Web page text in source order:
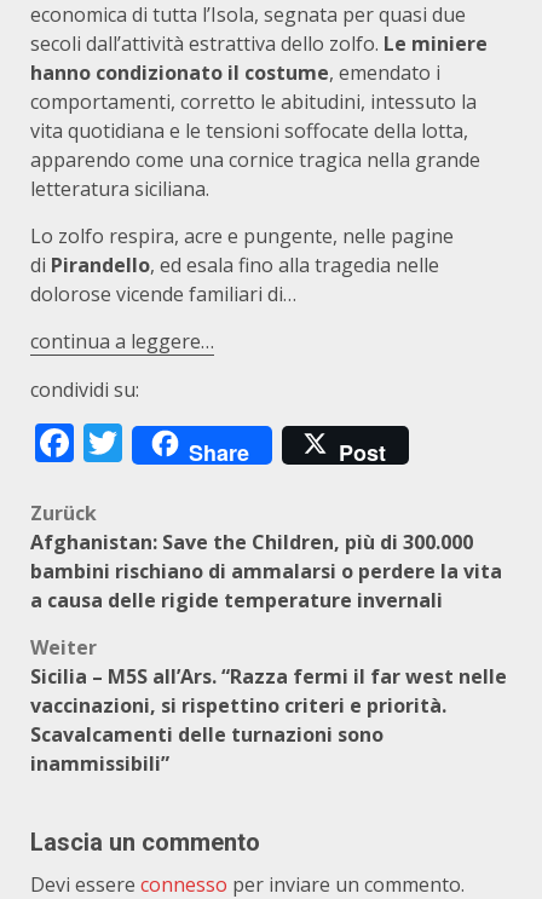
economica di tutta l’Isola, segnata per quasi due
secoli dall’attività estrattiva dello zolfo. Le miniere
hanno condizionato il costume, emendato i
comportamenti, corretto le abitudini, intessuto la
vita quotidiana e le tensioni soffocate della lotta,
apparendo come una cornice tragica nella grande
letteratura siciliana.
Lo zolfo respira, acre e pungente, nelle pagine
di Pirandello, ed esala fino alla tragedia nelle
dolorose vicende familiari di…
continua a leggere…
condividi su:
Facebook
Twitter
Share Post
Beitragsnavigation
Zurück
Afghanistan: Save the Children, più di 300.000
bambini rischiano di ammalarsi o perdere la vita
a causa delle rigide temperature invernali
Weiter
Sicilia – M5S all’Ars. “Razza fermi il far west nelle
vaccinazioni, si rispettino criteri e priorità.
Scavalcamenti delle turnazioni sono
inammissibili”
Lascia un commento
Devi essere connesso per inviare un commento.